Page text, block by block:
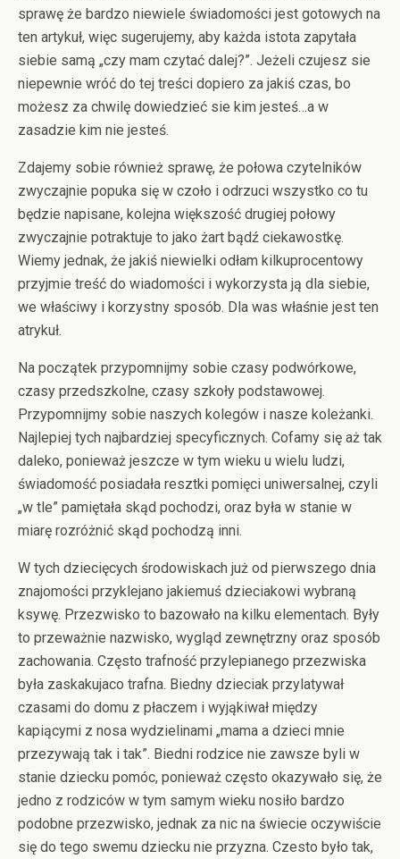
sprawę że bardzo niewiele świadomości jest gotowych na
ten artykuł, więc sugerujemy, aby każda istota zapytała
siebie samą „czy mam czytać dalej?”. Jeżeli czujesz sie
niepewnie wróć do tej treści dopiero za jakiś czas, bo
możesz za chwilę dowiedzieć sie kim jesteś…a w
zasadzie kim nie jesteś.
Zdajemy sobie również sprawę, że połowa czytelników
zwyczajnie popuka się w czoło i odrzuci wszystko co tu
będzie napisane, kolejna większość drugiej połowy
zwyczajnie potraktuje to jako żart bądź ciekawostkę.
Wiemy jednak, że jakiś niewielki odłam kilkuprocentowy
przyjmie treść do wiadomości i wykorzysta ją dla siebie,
we właściwy i korzystny sposób. Dla was właśnie jest ten
atrykuł.
Na początek przypomnijmy sobie czasy podwórkowe,
czasy przedszkolne, czasy szkoły podstawowej.
Przypomnijmy sobie naszych kolegów i nasze koleżanki.
Najlepiej tych najbardziej specyficznych. Cofamy się aż tak
daleko, ponieważ jeszcze w tym wieku u wielu ludzi,
świadomość posiadała resztki pomięci uniwersalnej, czyli
„w tle” pamiętała skąd pochodzi, oraz była w stanie w
miarę rozróżnić skąd pochodzą inni.
W tych dziecięcych środowiskach już od pierwszego dnia
znajomości przyklejano jakiemuś dzieciakowi wybraną
ksywę. Przezwisko to bazowało na kilku elementach. Były
to przeważnie nazwisko, wygląd zewnętrzny oraz sposób
zachowania. Często trafność przylepianego przezwiska
była zaskakujaco trafna. Biedny dzieciak przylatywał
czasami do domu z płaczem i wyjąkiwał między
kapiącymi z nosa wydzielinami „mama a dzieci mnie
przezywają tak i tak”. Biedni rodzice nie zawsze byli w
stanie dziecku pomóc, ponieważ często okazywało się, że
jedno z rodziców w tym samym wieku nosiło bardzo
podobne przezwisko, jednak za nic na świecie oczywiście
się do tego swemu dziecku nie przyzna. Czesto było tak,